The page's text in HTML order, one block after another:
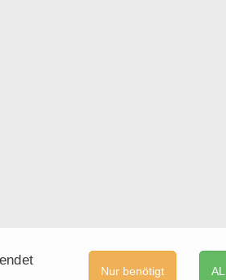
Nur benötigt